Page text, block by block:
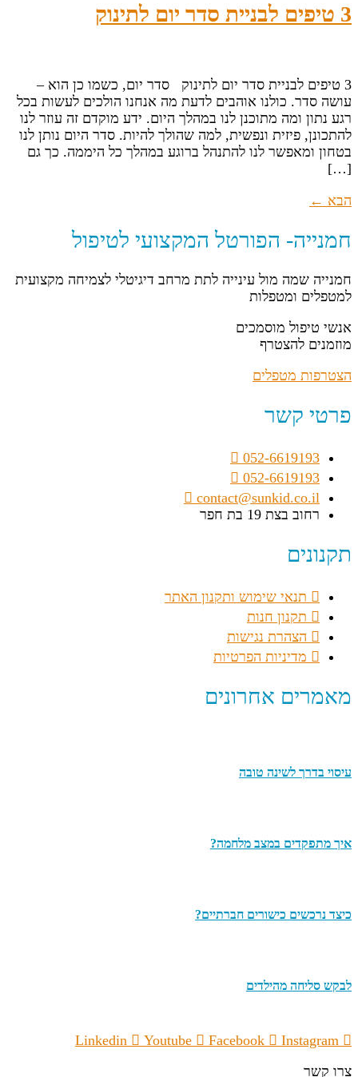
3 טיפים לבניית סדר יום לתינוק
3 טיפים לבניית סדר יום לתינוק סדר יום, כשמו כן הוא –
עושה סדר. כולנו אוהבים לדעת מה אנחנו הולכים לעשות בכל
רגע נתון ומה מתוכנן לנו במהלך היום. ידע מוקדם זה עוזר לנו
להתכונן, פיזית ונפשית, למה שהולך להיות. סדר היום נותן לנו
בטחון ומאפשר לנו להתנהל ברוגע במהלך כל היממה. כך גם
[…]
הבא ←
חמנייה- הפורטל המקצועי לטיפול
חמנייה שמה מול עינייה לתת מרחב דיגיטלי לצמיחה מקצועית
למטפלים ומטפלות
אנשי טיפול מוסמכים
מוזמנים להצטרף
הצטרפות מטפלים
פרטי קשר
052-6619193
052-6619193
contact@sunkid.co.il
רחוב בצת 19 בת חפר
תקנונים
תנאי שימוש ותקנון האתר
תקנון חנות
הצהרת נגישות
מדיניות הפרטיות
מאמרים אחרונים
עיסוי בדרך לשינה טובה
איך מתפקדים במצב מלחמה?
כיצד נרכשים כישורים חברתיים?
לבקש סליחה מהילדים
Linkedin Youtube Facebook
Instagram
צרו קשר